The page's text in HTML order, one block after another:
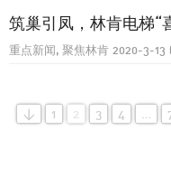
筑巢引凤，林肯电梯“
重点新闻 聚焦林肯 2020-3-13
< 1 2 3 4